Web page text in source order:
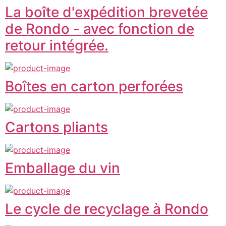
La boîte d'expédition brevetée
de Rondo - avec fonction de
retour intégrée.
Boîtes en carton perforées
Cartons pliants
Emballage du vin
Le cycle de recyclage à Rondo